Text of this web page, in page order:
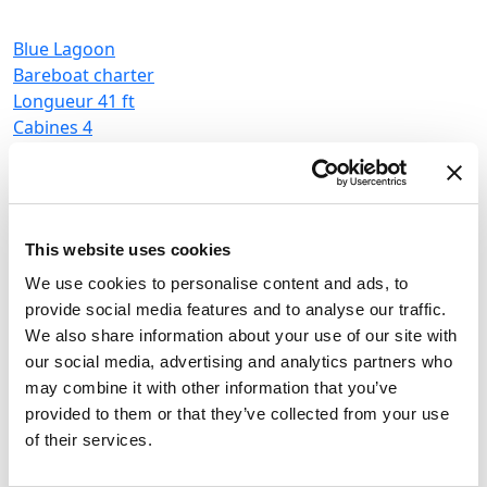
This website uses cookies
We use cookies to personalise content and ads, to
provide social media features and to analyse our traffic.
We also share information about your use of our site with
our social media, advertising and analytics partners who
may combine it with other information that you’ve
provided to them or that they’ve collected from your use
of their services.
Blue Lagoon
Bareboat charter
Longueur41 ft
Cabines 4
Grand-voileNone